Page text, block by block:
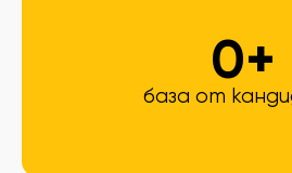
база от
0+